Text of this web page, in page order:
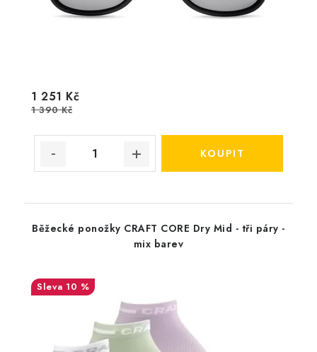
1 251 Kč
1 390 Kč
Běžecké ponožky CRAFT CORE Dry Mid - tři páry -
mix barev
10 %